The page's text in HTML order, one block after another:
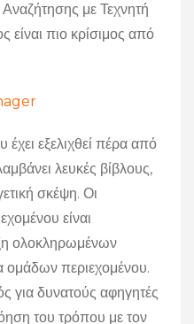
με Τεχνητή
πιο κρίσιμος από
έχει εξελιχθεί πέρα από
λευκές βίβλους,
σκέψη. Οι
είναι
ολοκληρωμένων
ομάδων περιεχομένου.
για δυνατούς αφηγητές
του τρόπου με τον